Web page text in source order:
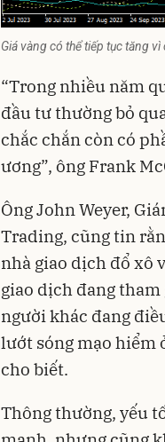
Giá vàng có thể tiếp tục tăng
“Trong nhiều năm
đầu tư thường bỏ
chắc chắn còn có
ương”, ông Frank
Ông John Weyer,
Trading, cũng tin
nhà giao dịch đổ xô
giao dịch đang
người khác đang
lướt sóng mạo hiểm
cho biết.
Thông thường, yếu